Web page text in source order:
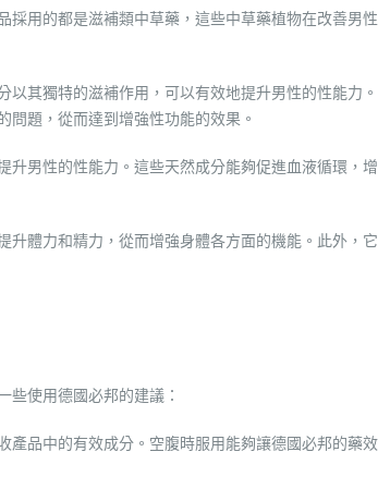
用的都是滋補類中草藥，這些中草藥植物在改善男
以其獨特的滋補作用，可以有效地提升男性的性能力
題，從而達到增強性功能的效果。
男性的性能力。這些天然成分能夠促進血液循環，
升體力和精力，從而增強身體各方面的機能。此外，
使用德國必邦的建議：
品中的有效成分。空腹時服用能夠讓德國必邦的藥